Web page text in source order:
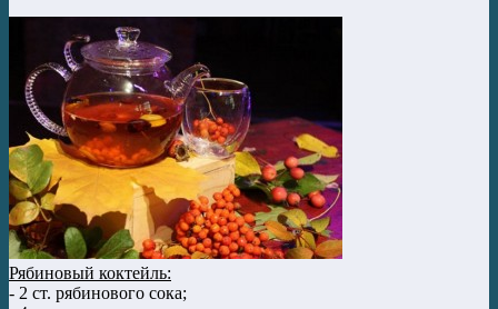
Рябиновый коктейль:
- 2 ст. рябинового сока;